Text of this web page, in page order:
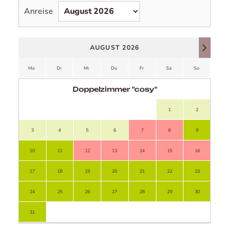
Anreise
AUGUST 2026
Mo Di Mi Do Fr Sa So
Mi Do Fr
Doppelzimmer "cosy"
1 2
3 4 5 6 7 8 9
10 11 12 13 14 15 16
17 18 19 20 21 22 23
24 25 26 27 28 29 30
31